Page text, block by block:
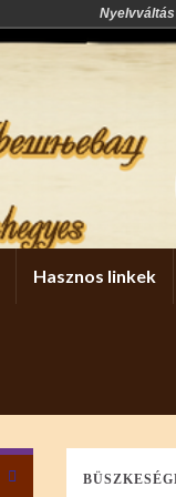
Hasznos linkek
Nyelvváltás